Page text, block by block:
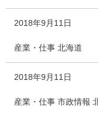
2018年9月11日
産業・仕事 北海道
2018年9月11日
産業・仕事 市政情報